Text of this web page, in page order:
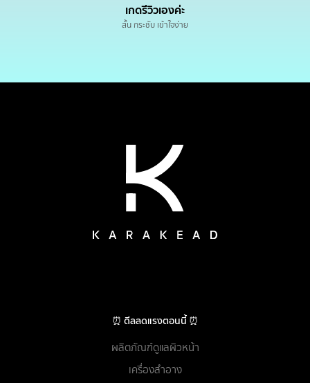
เกดรีวิวเองค่ะ
สั้น กระชับ เข้าใจง่าย
⏰ ดีลลดแรงตอนนี้ ⏰
ผลิตภัณฑ์ดูแลผิวหน้า
เครื่องสำอาง